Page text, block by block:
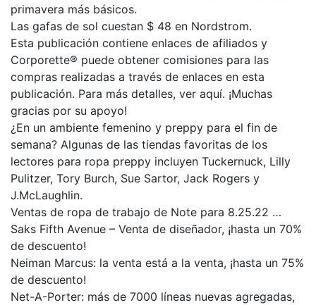
primavera más básicos.
Las gafas de sol cuestan $ 48 en Nordstrom.
Esta publicación contiene enlaces de afiliados y
Corporette® puede obtener comisiones para las
compras realizadas a través de enlaces en esta
publicación. Para más detalles, ver aquí. ¡Muchas
gracias por su apoyo!
¿En un ambiente femenino y preppy para el fin de
semana? Algunas de las tiendas favoritas de los
lectores para ropa preppy incluyen Tuckernuck, Lilly
Pulitzer, Tory Burch, Sue Sartor, Jack Rogers y
J.McLaughlin.
Ventas de ropa de trabajo de Note para 8.25.22 …
Saks Fifth Avenue – Venta de diseñador, ¡hasta un 70%
de descuento!
Neiman Marcus: la venta está a la venta, ¡hasta un 75%
de descuento!
Net-A-Porter: más de 7000 líneas nuevas agregadas,